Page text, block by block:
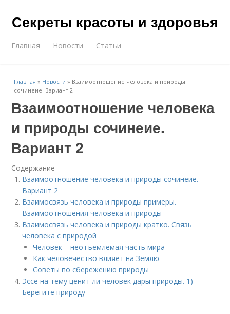
Секреты красоты и здоровья
Главная Новости Статьи
Главная » Новости » Взаимоотношение человека и природы
сочинеие. Вариант 2
Взаимоотношение человека
и природы сочинеие.
Вариант 2
Содержание
Взаимоотношение человека и природы сочинеие.
Вариант 2
Взаимосвязь человека и природы примеры.
Взаимоотношения человека и природы
Взаимосвязь человека и природы кратко. Связь
человека с природой
Человек – неотъемлемая часть мира
Как человечество влияет на Землю
Советы по сбережению природы
Эссе на тему ценит ли человек дары природы. 1)
Берегите природу